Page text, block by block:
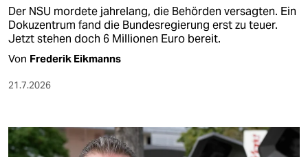
Der NSU mordete jahrelang, die Behörden versagten. Ein
Dokuzentrum fand die Bundesregierung erst zu teuer.
Jetzt stehen doch 6 Millionen Euro bereit.
Von Frederik Eikmanns
21.7.2026